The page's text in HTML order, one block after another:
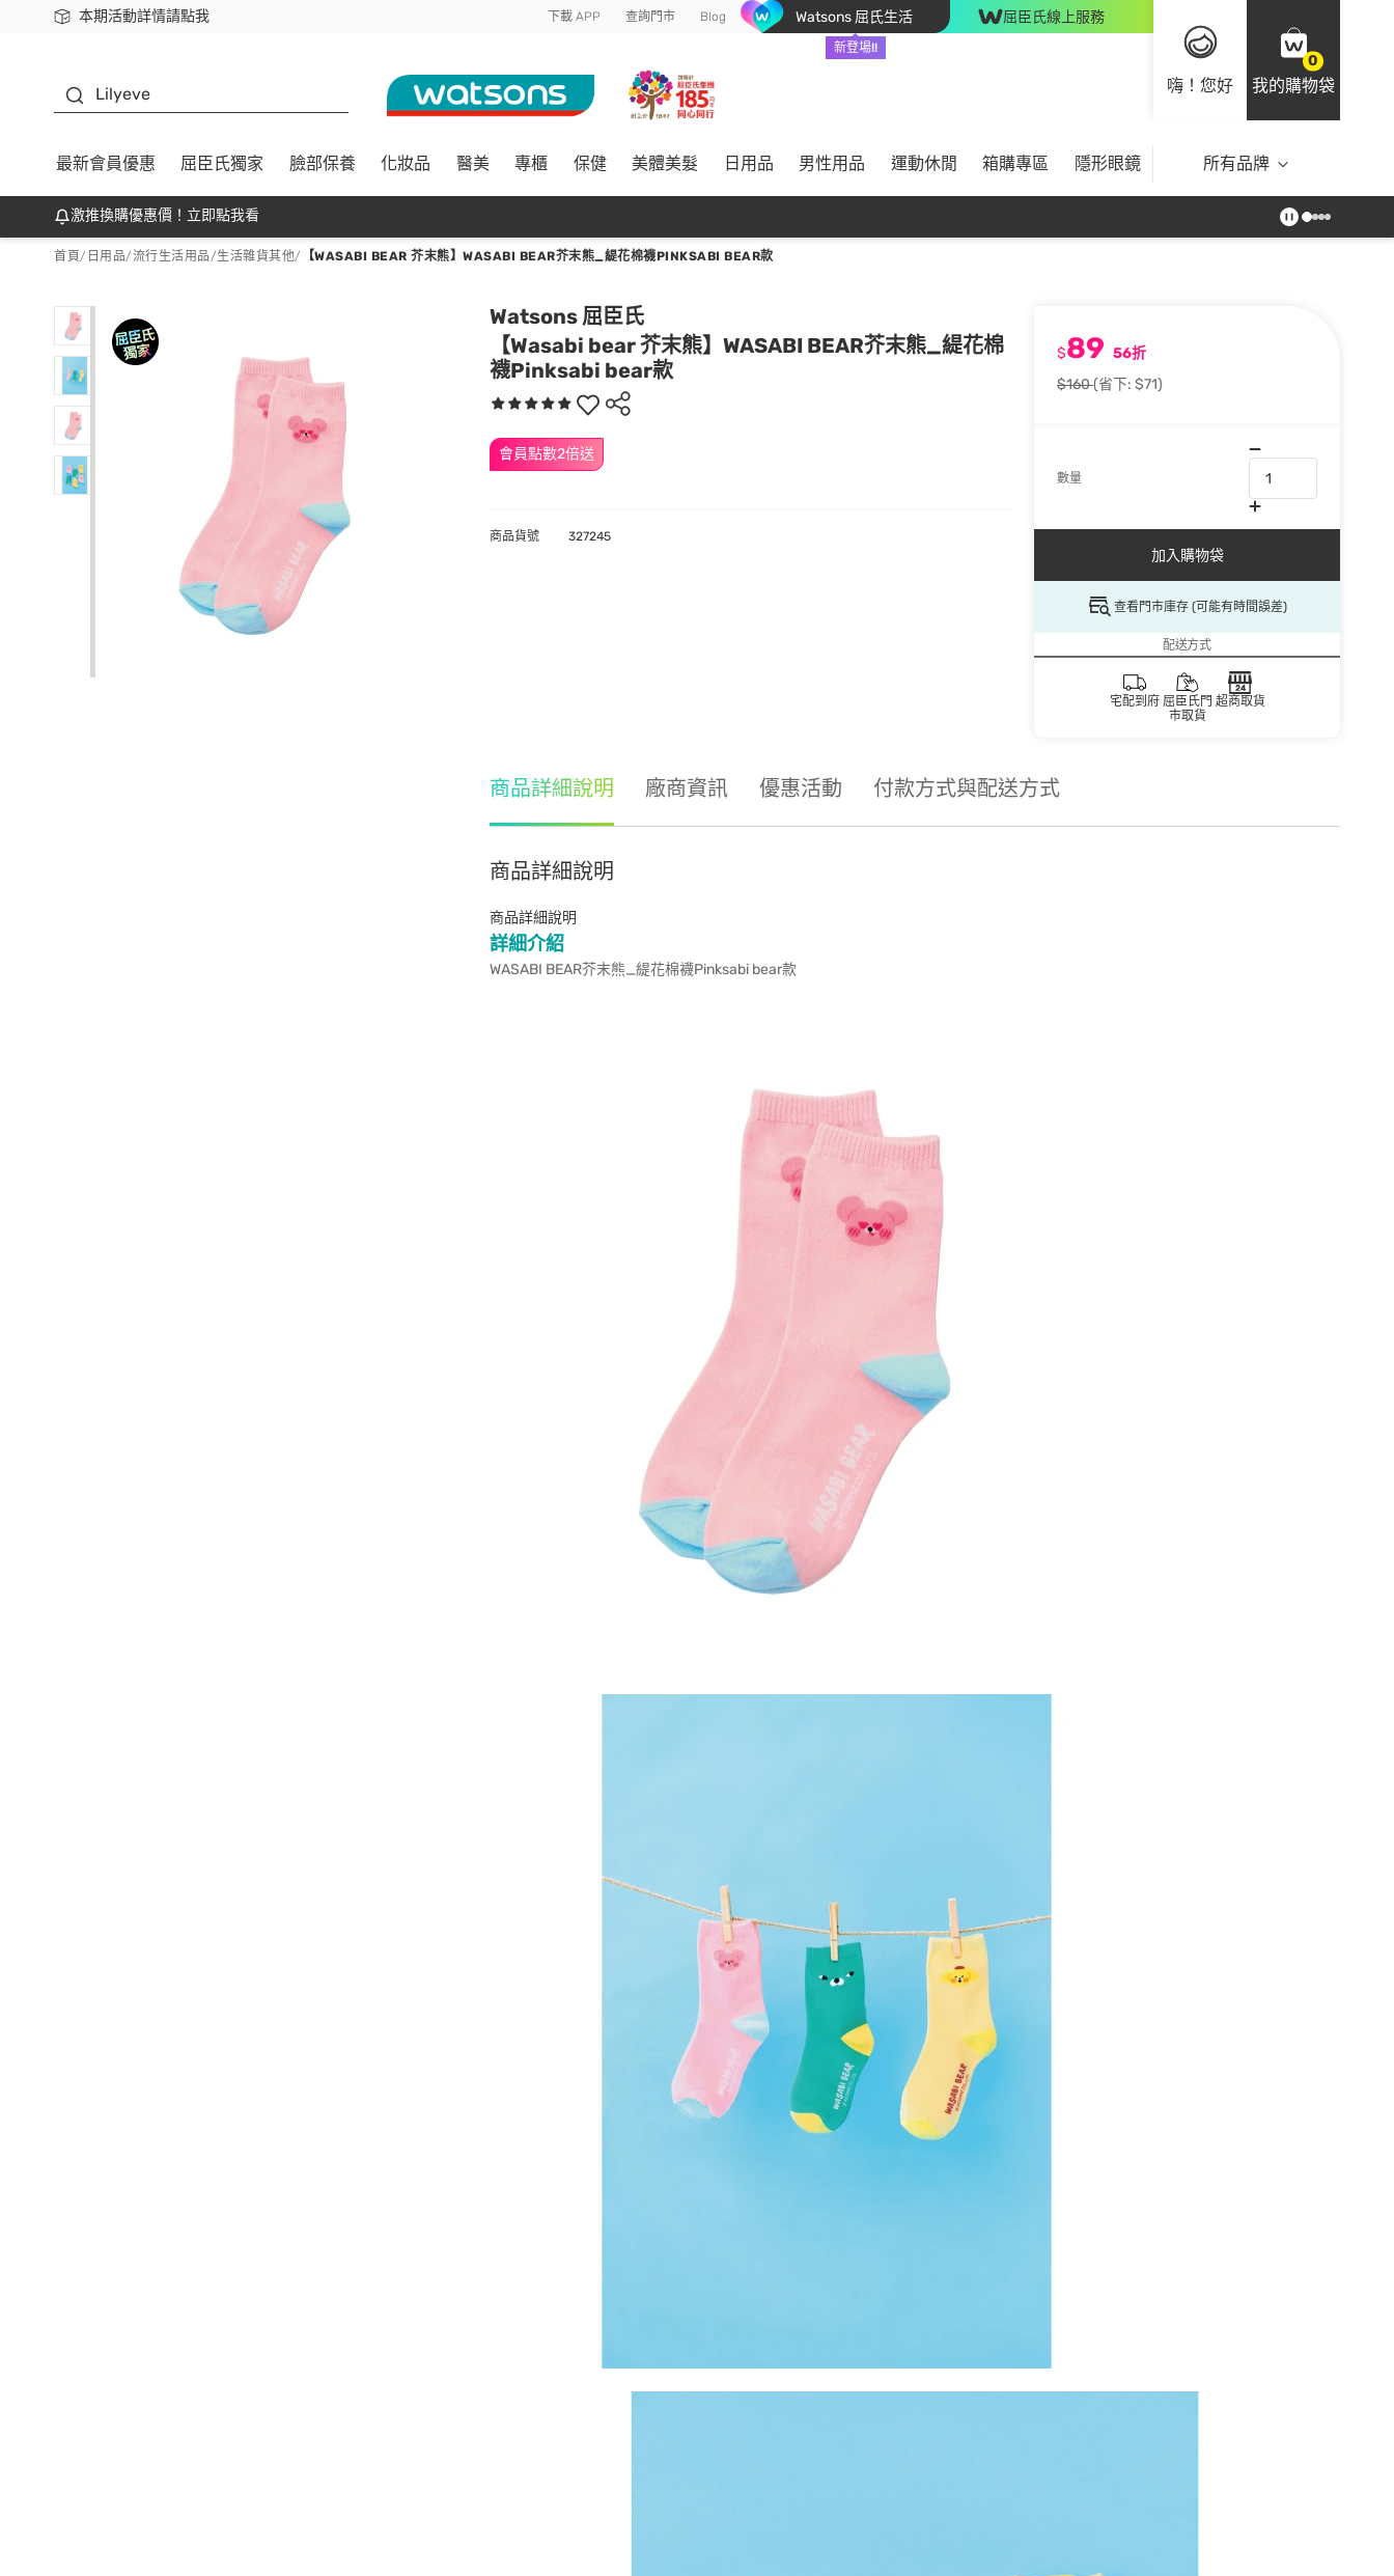
本期活動詳情請點我
下載app最高回饋$350 下載 APP 查詢門市 Blog Watsons 屈氏生活
新登場!!
屈臣氏線上服務
嗨！您好
0
我的購物袋
Lilyeve
最新會員優惠 屈臣氏獨家 臉部保養 化妝品 醫美 專櫃 保健 美體美髮 日用品 男性用品 運動休閒 箱購專區 隱形眼鏡 所有品牌
激推換購優惠價！立即點我看
首頁/ 日用品/流行生活用品/生活雜貨其他/ 【WASABI BEAR 芥末熊】WASABI BEAR芥末熊_緹花棉襪PINKSABI BEAR款
Watsons 屈臣氏
【Wasabi bear 芥末熊】WASABI BEAR芥末熊_緹花棉
襪Pinksabi bear款
會員點數2倍送
$89 56折
$160(省下: $71)
數量
加入購物袋
查看門市庫存 (可能有時間誤差)
配送方式
宅配到府 屈臣氏門
市取貨
超商取貨
商品貨號 327245
商品詳細說明 廠商資訊 優惠活動 付款方式與配送方式
商品詳細說明
商品詳細說明
詳細介紹
WASABI BEAR芥末熊_緹花棉襪Pinksabi bear款